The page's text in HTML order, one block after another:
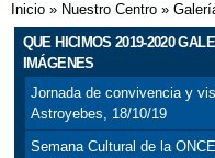
Se encuentra
Inicio » Nuestro Centro »
QUE HICIMOS 2019-2020
IMÁGENES
Jornada de convivencia y
Astroyebes, 18/10/19
Semana Cultural de la